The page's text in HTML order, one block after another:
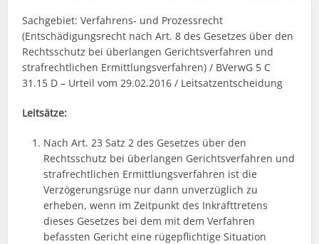
Sachgebiet: Verfahrens- und Prozessrecht
(Entschädigungsrecht nach Art. 8 des Gesetzes über den
Rechtsschutz bei überlangen Gerichtsverfahren und
strafrechtlichen Ermittlungsverfahren) / BVerwG 5 C
31.15 D – Urteil vom 29.02.2016 / Leitsatzentscheidung
Leitsätze:
Nach Art. 23 Satz 2 des Gesetzes über den
Rechtsschutz bei überlangen Gerichtsverfahren und
strafrechtlichen Ermittlungsverfahren ist die
Verzögerungsrüge nur dann unverzüglich zu
erheben, wenn im Zeitpunkt des Inkrafttretens
dieses Gesetzes bei dem mit dem Verfahren
befassten Gericht eine rügepflichtige Situation